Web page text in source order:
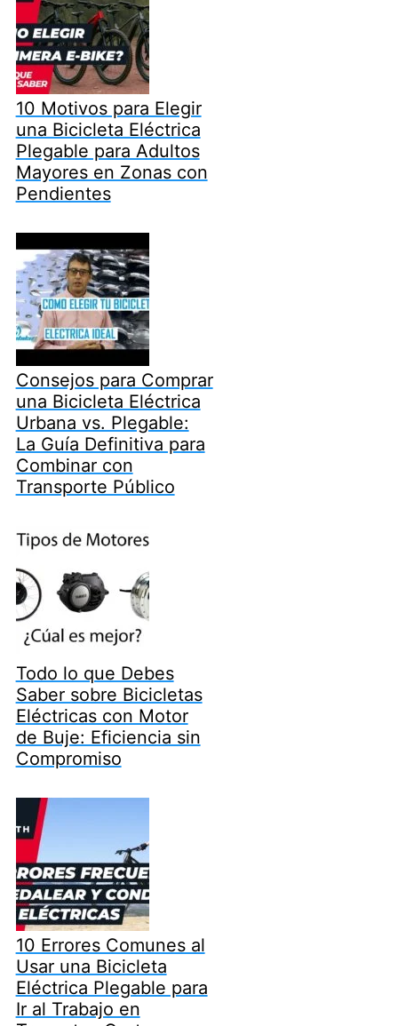
10 Motivos para Elegir
una Bicicleta Eléctrica
Plegable para Adultos
Mayores en Zonas con
Pendientes
Consejos para Comprar
una Bicicleta Eléctrica
Urbana vs. Plegable:
La Guía Definitiva para
Combinar con
Transporte Público
Todo lo que Debes
Saber sobre Bicicletas
Eléctricas con Motor
de Buje: Eficiencia sin
Compromiso
10 Errores Comunes al
Usar una Bicicleta
Eléctrica Plegable para
Ir al Trabajo en